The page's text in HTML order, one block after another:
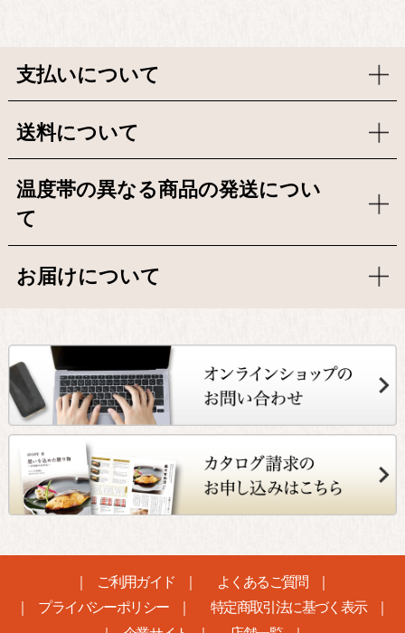
支払いについて
送料について
温度帯の異なる商品の発送につい
て
お届けについて
ご利用ガイド
よくあるご質問
プライバシーポリシー
特定商取引法に基づく表示